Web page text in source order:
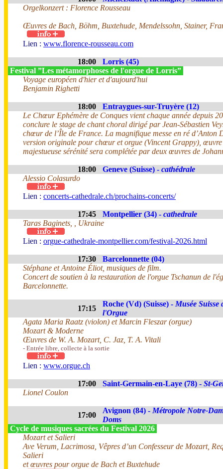
Orgelkonzert : Florence Rousseau
Œuvres de Bach, Böhm, Buxtehude, Mendelssohn, Stainer,
Lien : www.florence-rousseau.com
18:00
Lorris (45)
Festival ”Les métamorphoses de l'orgue de Lorris”
Voyage européen d'hier et d'aujourd'hui
Benjamin Righetti
18:00
Entraygues-sur-Truyère (12)
Le Chœur Ephémère de Conques vient chaque année depuis
conclure le stage de chant choral dirigé par Jean-Sébastien
chœur de l’Île de France. La magnifique messe en ré d’Anton
version originale pour chœur et orgue (Vincent Grappy), œuvre
majestueuse sérénité sera complétée par deux œuvres de
18:00 Geneve (Suisse) - cathédrale
Alessio Colasurdo
Lien : concerts-cathedrale.ch/prochains-concerts/
17:45 Montpellier (34) - cathedrale
Taras Baginets, , Ukraine
Lien : orgue-cathedrale-montpellier.com/festival-2026.html
17:30
Barcelonnette (04)
Stéphane et Antoine Éliot, musiques de film.
Concert de soutien à la restauration de l'orgue Tschanun de
Barcelonnette.
17:15
Roche (Vd) (Suisse) - Musée Suisse
l'Orgue
Agata Maria Raatz (violon) et Marcin Fleszar (orgue)
Mozart & Moderne
Œuvres de W. A. Mozart, C. Jaz, T. A. Vitali
- Entrée libre, collecte à la sortie
Lien : www.orgue.ch
17:00 Saint-Germain-en-Laye (78) - St-
Lionel Coulon
17:00
Avignon (84) - Métropole Notre-
Doms
Cycle de musiques sacrées du Festival 2026
Mozart et Salieri
Ave Verum, Lacrimosa, Vêpres d’un Confesseur de Mozart,
Salieri
et œuvres pour orgue de Bach et Buxtehude